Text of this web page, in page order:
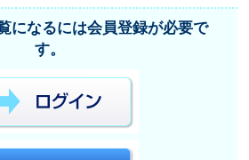
になるには会員登録が必要で
す。